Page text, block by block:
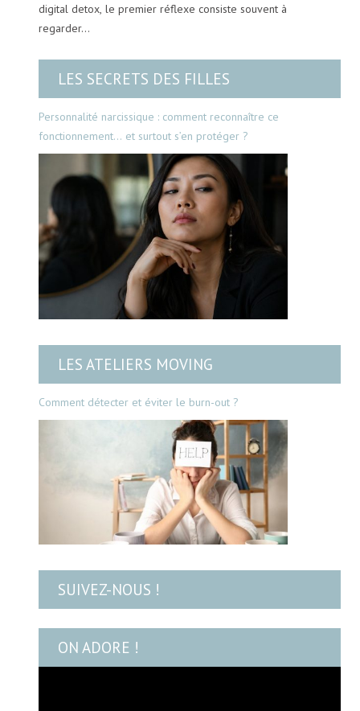
digital detox, le premier réflexe consiste souvent à
regarder…
LES SECRETS DES FILLES
Personnalité narcissique : comment reconnaître ce
fonctionnement… et surtout s’en protéger ?
LES ATELIERS MOVING
Comment détecter et éviter le burn-out ?
SUIVEZ-NOUS !
ON ADORE !